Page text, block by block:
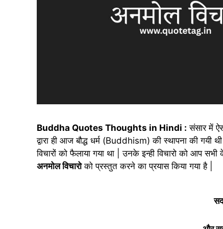
Buddha Quotes Thoughts in Hindi : संसार में
द्वारा ही आज बौद्ध धर्म (Buddhism) की स्थापना की गयी
विचारों को फैलाया गया था | उनके इन्ही विचारो को आप
अनमोल विचारोको प्रस्तुत करने का प्रयास किया गया है |